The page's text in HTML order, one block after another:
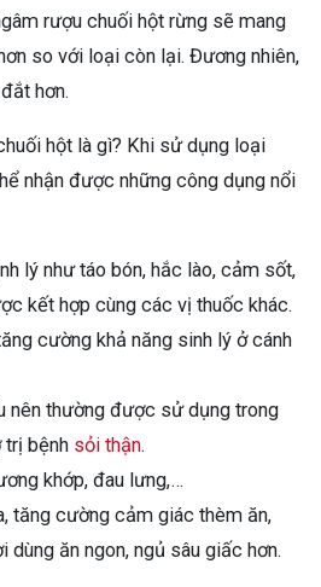
rượu chuối hột rừng sẽ mang
so với loại còn lại. Đương nhiên,
hơn.
hột là gì? Khi sử dụng loại
nhận được những công dụng nổi
lý như táo bón, hắc lào, cảm sốt,
kết hợp cùng các vị thuốc khác.
cường khả năng sinh lý ở cánh
nên thường được sử dụng trong
trị bệnh sỏi thận.
khớp, đau lưng,…
tăng cường cảm giác thèm ăn,
dùng ăn ngon, ngủ sâu giấc hơn.